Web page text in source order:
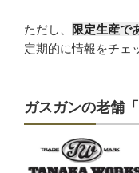
ただし、 限定生産で
定期的に情報をチェ
ガスガンの老舗